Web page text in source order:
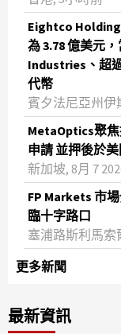
Eightco
為 3.78 億美元
Industries、超
代幣
賓夕法尼亞州伊
MetaOptics聚
申請 並押後於
新加坡, 8月 7
FP Markets 市
臨十字路口
塞浦路斯利馬索
更多新聞
最新資訊